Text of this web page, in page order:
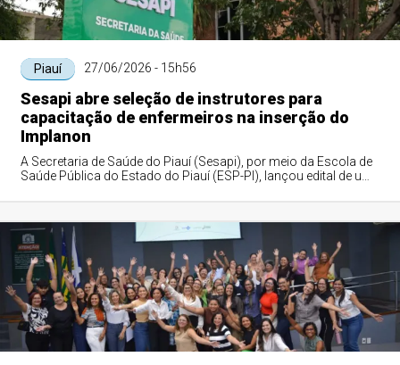
Piauí 27/06/2026 - 15h56
Sesapi abre seleção de instrutores para
capacitação de enfermeiros na inserção do
Implanon
A Secretaria de Saúde do Piauí (Sesapi), por meio da Escola de
Saúde Pública do Estado do Piauí (ESP-PI), lançou edital de um